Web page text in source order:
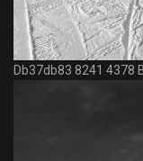
Db37db83 8241 4378